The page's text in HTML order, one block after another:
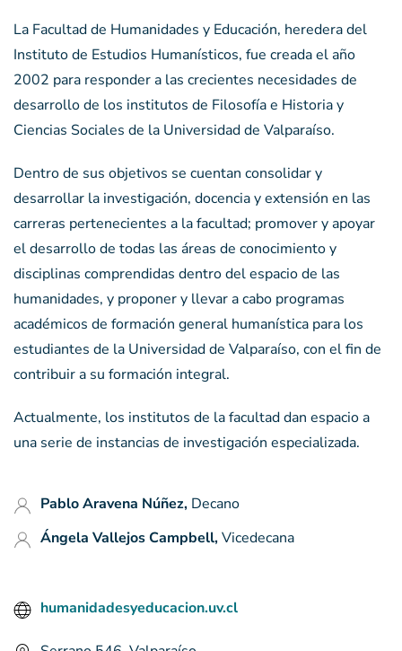
La Facultad de Humanidades y Educación, heredera del
Instituto de Estudios Humanísticos, fue creada el año
2002 para responder a las crecientes necesidades de
desarrollo de los institutos de Filosofía e Historia y
Ciencias Sociales de la Universidad de Valparaíso.
Dentro de sus objetivos se cuentan consolidar y
desarrollar la investigación, docencia y extensión en las
carreras pertenecientes a la facultad; promover y apoyar
el desarrollo de todas las áreas de conocimiento y
disciplinas comprendidas dentro del espacio de las
humanidades, y proponer y llevar a cabo programas
académicos de formación general humanística para los
estudiantes de la Universidad de Valparaíso, con el fin de
contribuir a su formación integral.
Actualmente, los institutos de la facultad dan espacio a
una serie de instancias de investigación especializada.
Pablo Aravena Núñez, Decano
Ángela Vallejos Campbell,Vicedecana
humanidadesyeducacion.uv.cl